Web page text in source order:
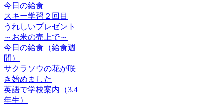
今日の給食
スキー学習２回目
うれしいプレゼント
～お米の売上で～
今日の給食（給食週
間）
サクラソウの花が咲
き始めました
英語で学校案内（3.4
年生）